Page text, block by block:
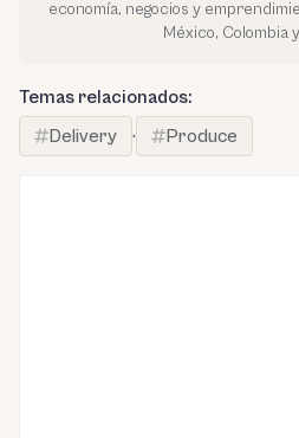
economía, negocios y
México, Colombia
Temas relacionados:
Delivery
· Produce